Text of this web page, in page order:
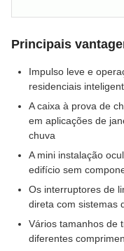
Principais
Impulso leve e
residenciais
A caixa à prova de
em aplicações de
chuva
A mini instalação
edifício sem
Os interruptores de
direta com sistemas
Vários tamanhos de
diferentes